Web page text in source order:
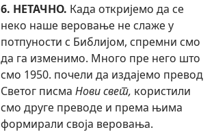
6. НЕТАЧНО. Када откријемо да се
неко наше веровање не слаже у
потпуности с Библијом, спремни смо
да га изменимо. Много пре него што
смо 1950. почели да издајемо превод
Светог писма Нови свет, користили
смо друге преводе и према њима
формирали своја веровања.